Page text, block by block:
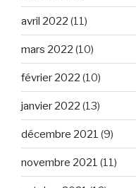
avril 2022 (11)
mars 2022 (10)
février 2022 (10)
janvier 2022 (13)
décembre 2021 (9)
novembre 2021 (11)